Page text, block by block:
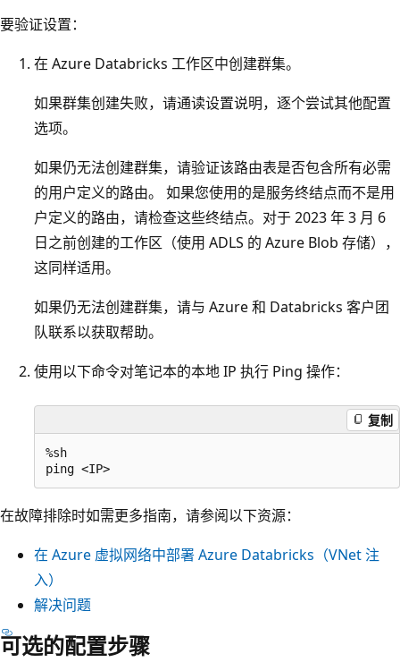
要验证设置：
在 Azure Databricks 工作区中创建群集。
如果群集创建失败，请通读设置说明，逐个尝试其他配置
选项。
如果仍无法创建群集，请验证该路由表是否包含所有必需
的用户定义的路由。 如果您使用的是服务终结点而不是用
户定义的路由，请检查这些终结点。对于 2023 年 3 月 6
日之前创建的工作区（使用 ADLS 的 Azure Blob 存储），
这同样适用。
如果仍无法创建群集，请与 Azure 和 Databricks 客户团
队联系以获取帮助。
使用以下命令对笔记本的本地 IP 执行 Ping 操作：
复制
%sh
在故障排除时如需更多指南，请参阅以下资源：
在 Azure 虚拟网络中部署 Azure Databricks（VNet 注
入）
解决问题
可选的配置步骤